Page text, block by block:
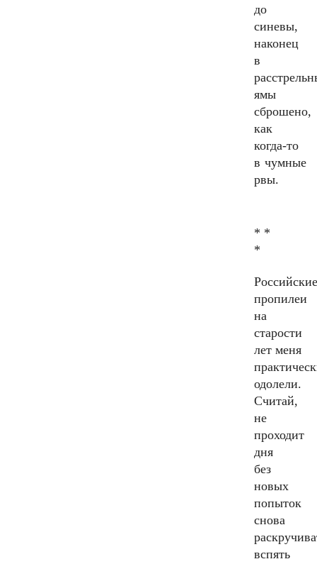
до
синевы,
наконец
в
ямы
сброшено,
как
когда-то
в чумные
рвы.
* *
*
Российские
пропилеи
на
старости
лет меня
одолели.
Считай,
не
проходит
дня
без
новых
попыток
снова
вспять